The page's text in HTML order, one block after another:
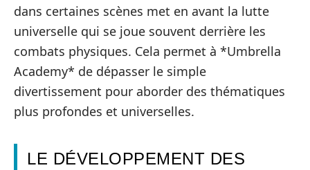
dans certaines scènes met en avant la lutte
universelle qui se joue souvent derrière les
combats physiques. Cela permet à *Umbrella
Academy* de dépasser le simple
divertissement pour aborder des thématiques
plus profondes et universelles.
LE DÉVELOPPEMENT DES